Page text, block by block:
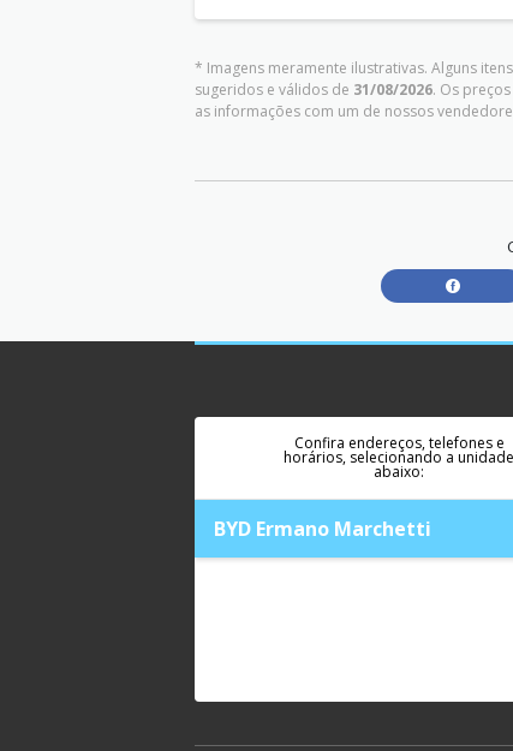
* Imagens meramente ilustrativas. Alguns
sugeridos e válidos de 31/08/2026. Os
as informações com um de nossos
Confira endereços, telefones e
horários, selecionando a unidade
abaixo:
BYD Ermano Marchetti